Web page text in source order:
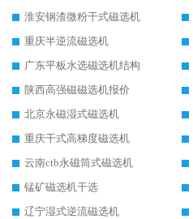
淮安钢渣微粉干式磁选机
重庆半逆流磁选机
广东平板水选磁选机结构
陕西高强磁磁选机报价
北京永磁湿式磁选机
重庆干式高梯度磁选机
云南ctb永磁筒式磁选机
锰矿磁选机干选
辽宁湿式逆流磁选机